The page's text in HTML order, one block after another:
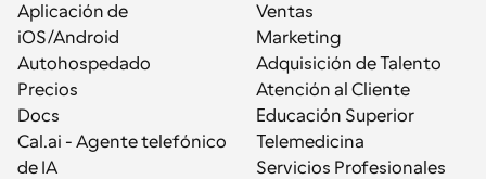
Aplicación de
iOS/Android
Autohospedado
Precios
Docs
Cal.ai - Agente telefónico
de IA
Ventas
Marketing
Adquisición de Talento
Atención al Cliente
Educación Superior
Telemedicina
Servicios Profesionales